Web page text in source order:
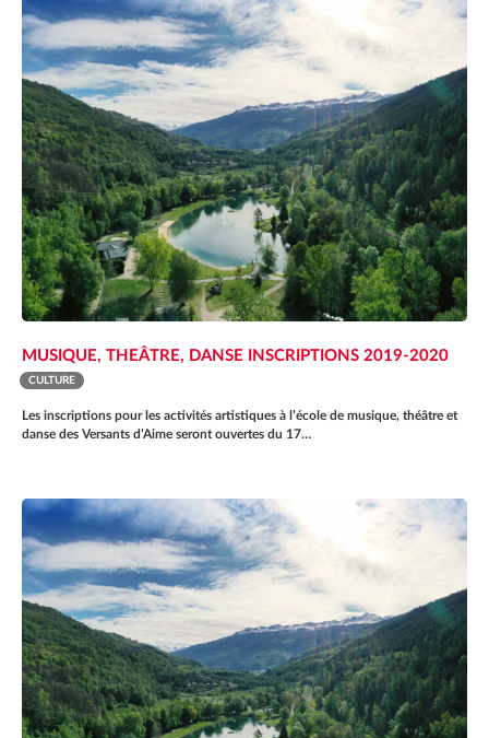
MUSIQUE, THEÂTRE, DANSE INSCRIPTIONS 2019-2020
CULTURE
Les inscriptions pour les activités artistiques à l’école de musique, théâtre et
danse des Versants d’Aime seront ouvertes du 17…